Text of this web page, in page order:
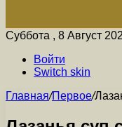
Суббота , 8 Август
Войти
Switch skin
Главная/Первое/